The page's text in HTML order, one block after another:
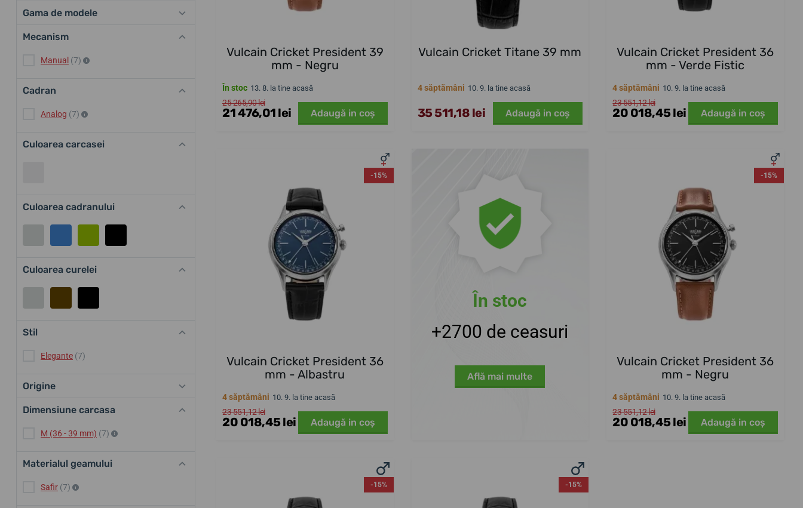
Gama de modele
Mecanism
Manual (7)
Cadran
Analog (7)
Culoarea carcasei
Culoarea cadranului
Culoarea curelei
Stil
Elegante (7)
Origine
Dimensiune carcasa
M (36 - 39 mm) (7)
Materialul geamului
Safir (7)
Vulcain Cricket President 39
mm - Negru
În stoc 13. 8. la tine acasă
25 265,90 lei
21 476,01 lei Adaugă in coş
Vulcain Cricket Titane 39 mm
4 săptămâni 10. 9. la tine acasă
35 511,18 lei Adaugă in coş
Vulcain Cricket President 36
mm - Verde Fistic
4 săptămâni 10. 9. la tine acasă
23 551,12 lei
20 018,45 lei Adaugă in coş
-15%
Vulcain Cricket President 36
mm - Albastru
4 săptămâni 10. 9. la tine acasă
23 551,12 lei
20 018,45 lei Adaugă in coş
În stoc
+2700 de ceasuri
Află mai multe
-15%
Vulcain Cricket President 36
mm - Negru
4 săptămâni 10. 9. la tine acasă
23 551,12 lei
20 018,45 lei Adaugă in coş
-15% -15%